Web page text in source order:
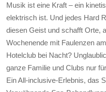
Musik ist eine Kraft – ein
elektrisch ist. Und jedes Hard
diesen Geist und schafft Orte,
Wochenende mit Faulenzen
Hotelclub bei Nacht?
ganze Familie und Clubs nur
Ein All-inclusive-Erlebnis, das